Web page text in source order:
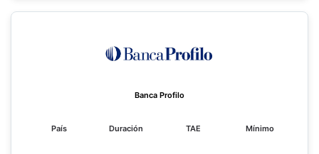
Banca Profilo
País Duración TAE Mínimo